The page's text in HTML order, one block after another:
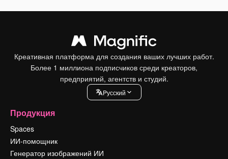
Креативная платформа для создания ваших лучших работ.
Более 1 миллиона подписчиков среди креаторов,
предприятий, агентств и студий.
Pусский
Продукция
Spaces
ИИ-помощник
Генератор изображений ИИ